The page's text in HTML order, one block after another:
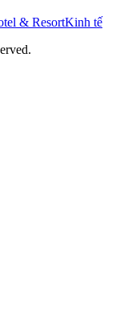
& ResortKinh tế